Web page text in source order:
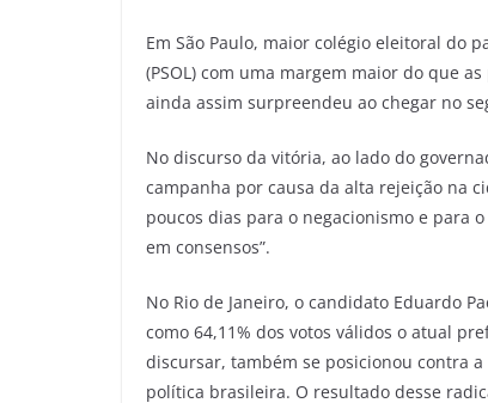
Em São Paulo, maior colégio eleitoral do
(PSOL) com uma margem maior do que
ainda assim surpreendeu ao chegar no
No discurso da vitória, ao lado do
campanha por causa da alta rejeição na
poucos dias para o negacionismo e para
em consensos”.
No Rio de Janeiro, o candidato Eduardo
como 64,11% dos votos válidos o atual
discursar, também se posicionou contra
política brasileira. O resultado desse